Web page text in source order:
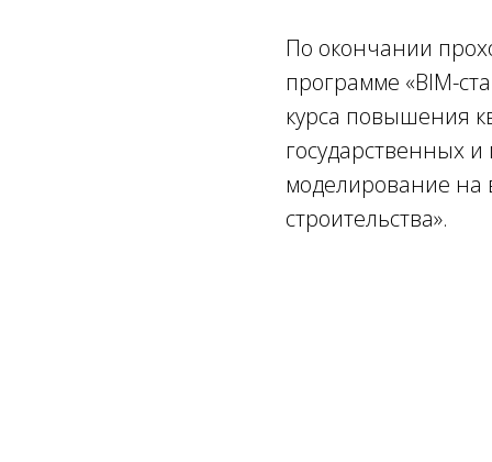
По окончании
программе «BIM-
курса повышения
государственных
моделирование на
строительства».